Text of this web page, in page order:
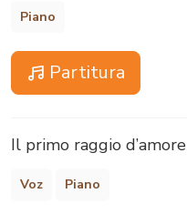
Piano
Partitura
Il primo raggio d’amore
Voz Piano